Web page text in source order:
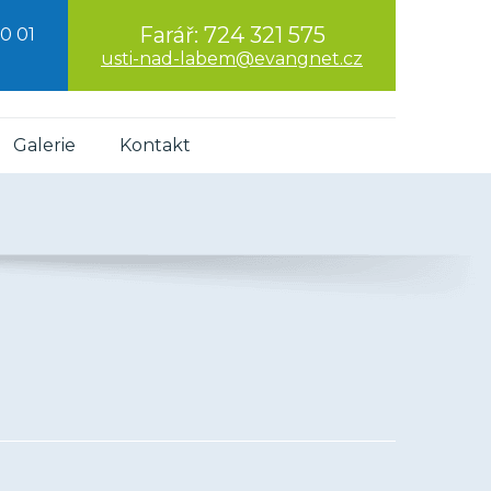
01
Farář: 724 321 575
usti-nad-labem@evangnet.cz
Galerie Kontakt